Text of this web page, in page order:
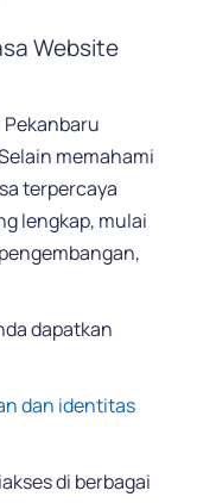
Website
Pekanbaru
memahami
terpercaya
lengkap, mulai
dapatkan
dan identitas
di berbagai